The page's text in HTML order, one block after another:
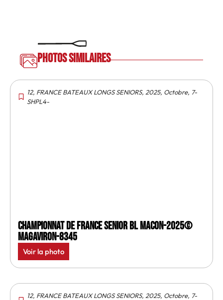
Photos similaires
12, FRANCE BATEAUX LONGS SENIORS, 2025, Octobre, 7-
SHPL4-
Championnat de France senior BL Macon-2025©
MagAviron-8345
Voir la photo
12, FRANCE BATEAUX LONGS SENIORS, 2025, Octobre, 7-